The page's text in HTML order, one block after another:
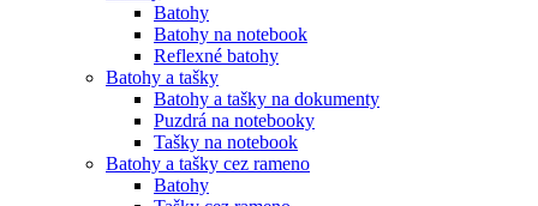
Batohy
Batohy na notebook
Reflexné batohy
Batohy a tašky
Batohy a tašky na dokumenty
Puzdrá na notebooky
Tašky na notebook
Batohy a tašky cez rameno
Batohy